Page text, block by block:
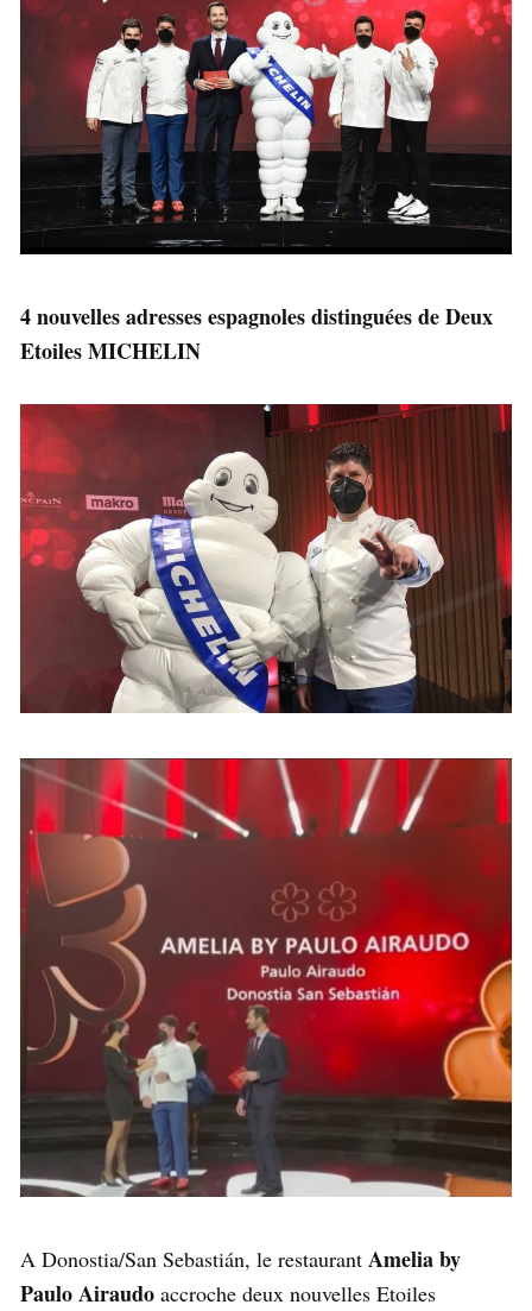
4 nouvelles adresses espagnoles distinguées de Deux
Etoiles MICHELIN
A Donostia/San Sebastián, le restaurant Amelia by
Paulo Airaudo accroche deux nouvelles Etoiles